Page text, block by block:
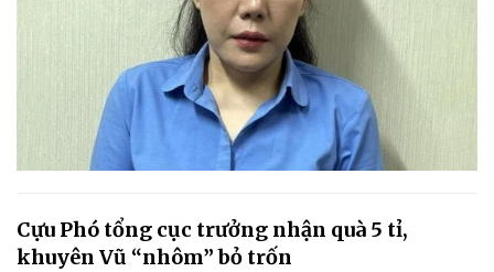
Cựu Phó tổng cục trưởng nhận quà 5 tỉ,
khuyên Vũ “nhôm” bỏ trốn